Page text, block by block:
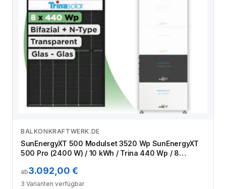
Zum Angebot
BALKONKRAFTWERK.DE
SunEnergyXT 500 Modulset 3520 Wp SunEnergyXT
500 Pro (2400 W) / 10 kWh / Trina 440 Wp / 8
ab3.092,00 €
3 Varianten verfügbar